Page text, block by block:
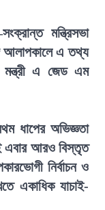
মন্ত্রিসভা
আলাপকালে এ তথ্য
মন্ত্রী এ জেড এম
ধাপের অভিজ্ঞতা
এবার আরও বিস্তৃত
নির্বাচন ও
একাধিক যাচাই-